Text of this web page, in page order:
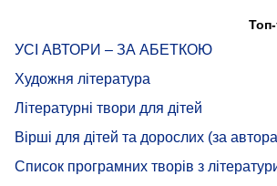
УСІ АВТОРИ – ЗА АБЕТКОЮ
Художня література
Літературні твори для дітей
Вірші для дітей та дорослих (за
Список програмних творів з